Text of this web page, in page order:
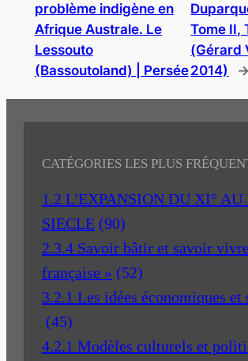
problème indigène en
Afrique Australe. Le
Lessouto
(Bassoutoland) | Persée
Tome II,
(Gérard
2014)
→
CATÉGORIES LES PLUS
1.2 L'EXPANSION DU XI°
SIECLE (90)
2.3.4 Savoir bâtir et savoir
française » (52)
3.2.1 Les idées économiques et
(45)
4.2.1 Modèles culturels et